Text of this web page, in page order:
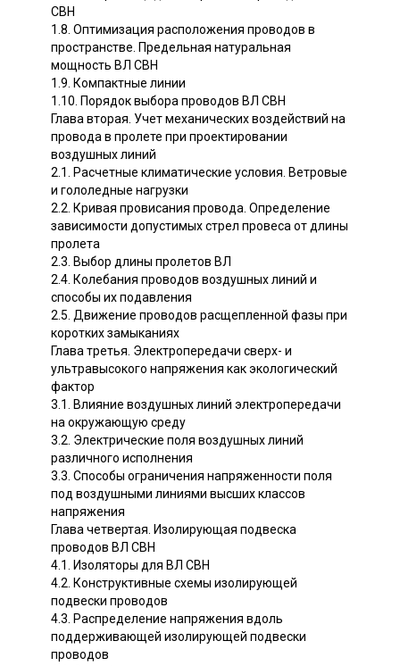
СВН
1.8. Оптимизация расположения проводов в
пространстве. Предельная натуральная
мощность ВЛ СВН
1.9. Компактные линии
1.10. Порядок выбора проводов ВЛ СВН
Глава вторая. Учет механических воздействий на
провода в пролете при проектировании
воздушных линий
2.1. Расчетные климатические условия. Ветровые
и гололедные нагрузки
2.2. Кривая провисания провода. Определение
зависимости допустимых стрел провеса от длины
пролета
2.3. Выбор длины пролетов ВЛ
2.4. Колебания проводов воздушных линий и
способы их подавления
2.5. Движение проводов расщепленной фазы при
коротких замыканиях
Глава третья. Электропередачи сверх- и
ультравысокого напряжения как экологический
фактор
3.1. Влияние воздушных линий электропередачи
на окружающую среду
3.2. Электрические поля воздушных линий
различного исполнения
3.3. Способы ограничения напряженности поля
под воздушными линиями высших классов
напряжения
Глава четвертая. Изолирующая подвеска
проводов ВЛ СВН
4.1. Изоляторы для ВЛ СВН
4.2. Конструктивные схемы изолирующей
подвески проводов
4.3. Распределение напряжения вдоль
поддерживающей изолирующей подвески
проводов